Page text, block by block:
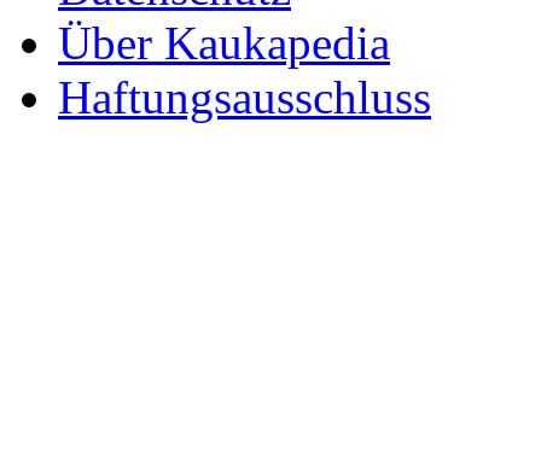
Über Kaukapedia
Haftungsausschluss